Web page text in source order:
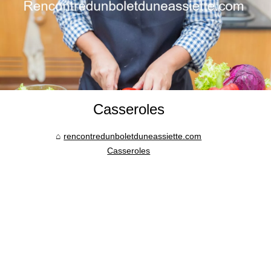
Casseroles
rencontredunboletduneassiette.com
Casseroles